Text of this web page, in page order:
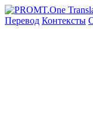
Перевод Контексты